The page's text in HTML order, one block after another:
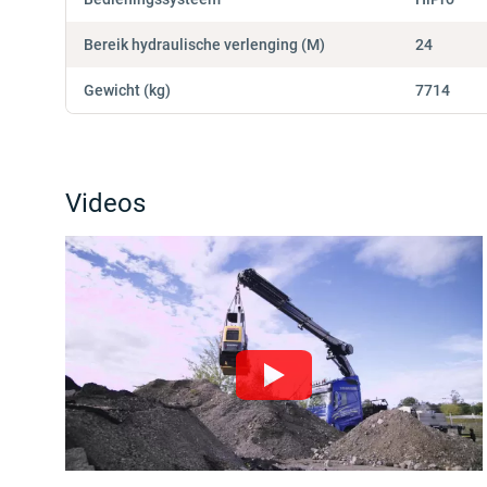
Bereik hydraulische verlenging (M)
Gewicht (kg)
24
7714
Videos